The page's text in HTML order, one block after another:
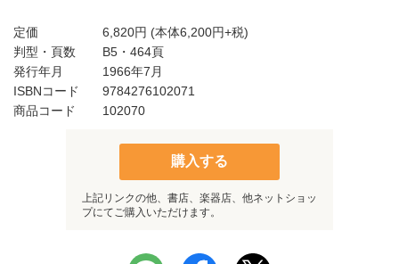
定価 6,820円 (本体6,200円+税)
判型・頁数
B5・464頁
発行年月
1966年7月
ISBNコード
9784276102071
商品コード
102070
購入する
上記リンクの他、書店、楽器店、他ネットショッ
プにてご購入いただけます。